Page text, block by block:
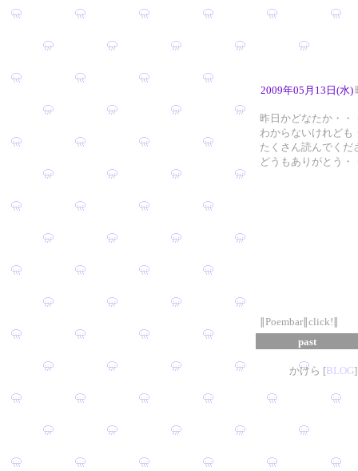
2009年05月13日(水)
昨日かどなたか・・
わからないけれども
たくさん読んでくだ
どうもありがとう・
∥Poembar∥click!∥
past
かけら [BLOG